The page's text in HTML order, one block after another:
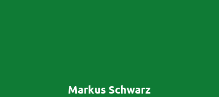
Markus Schwarz